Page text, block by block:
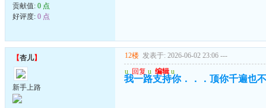
贡献值: 0 点
好评度: 0 点
【杏儿】
新手上路
12楼 发表于: 2026-06-02 23:06 ---
u 回复 u 编辑 u
我一路支持你．．．顶你千遍也